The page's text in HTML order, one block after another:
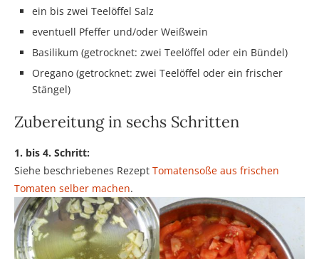
ein bis zwei Teelöffel Salz
eventuell Pfeffer und/oder Weißwein
Basilikum (getrocknet: zwei Teelöffel oder ein Bündel)
Oregano (getrocknet: zwei Teelöffel oder ein frischer
Stängel)
Zubereitung in sechs Schritten
1. bis 4. Schritt:
Siehe beschriebenes Rezept Tomatensoße aus frischen
Tomaten selber machen.